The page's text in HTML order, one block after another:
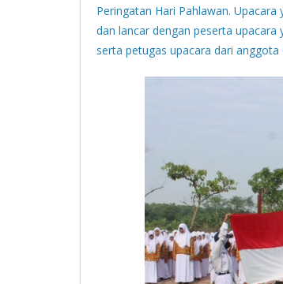
Peringatan Hari Pahlawan.
dan lancar dengan peserta
serta petugas upacara dari